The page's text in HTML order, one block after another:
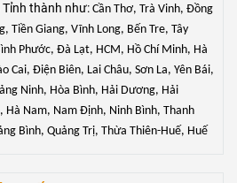
Tỉnh thành như: Cần Thơ, Trà Vinh, Đồng
Tiền Giang, Vĩnh Long, Bến Tre, Tây
Phước, Đà Lạt, HCM, Hồ Chí Minh, Hà
Cai, Điện Biên, Lai Châu, Sơn La, Yên Bái,
Ninh, Hòa Bình, Hải Dương, Hải
Hà Nam, Nam Định, Ninh Bình, Thanh
Bình, Quảng Trị, Thừa Thiên-Huế, Huế